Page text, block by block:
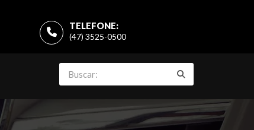
TELEFONE:
(47) 3525-0500